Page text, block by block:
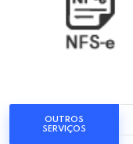
OUTROS
SERVIÇOS